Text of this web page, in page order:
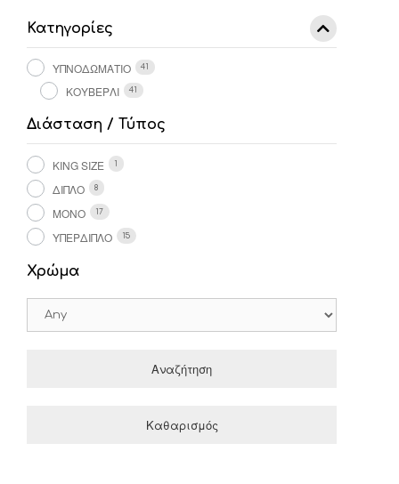
Κατηγορίες
ΥΠΝΟΔΩΜΑΤΙΟ 41
ΚΟΥΒΕΡΛΙ 41
Διάσταση / Τύπος
KING SIZE 1
ΔΙΠΛΌ 8
ΜΟΝΌ 17
ΥΠΈΡΔΙΠΛΟ 15
Χρώμα
Αναζήτηση
Καθαρισμός